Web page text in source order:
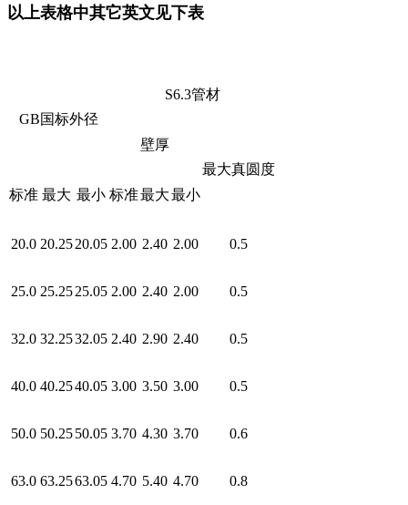
以上表格中其它英文见下表
GB国标外径
S6.3管材
壁厚
最大真圆度
标准 最大 最小 标准最大最小
20.0 20.2520.05 2.00 2.40 2.00 0.5
25.0 25.2525.05 2.00 2.40 2.00 0.5
32.0 32.2532.05 2.40 2.90 2.40 0.5
40.0 40.2540.05 3.00 3.50 3.00 0.5
50.0 50.2550.05 3.70 4.30 3.70 0.6
63.0 63.2563.05 4.70 5.40 4.70 0.8